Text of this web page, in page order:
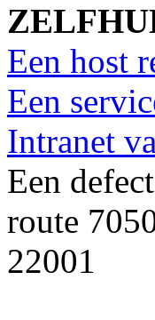
Een host
Een
Intranet
Een
route
22001